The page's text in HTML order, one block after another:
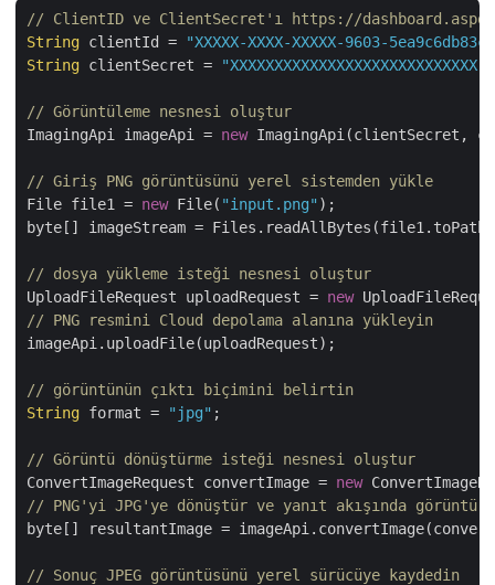
// ClientID ve ClientSecret'ı https://
String clientId =
"XXXXX-XXXX-XXXXX-9603-
String clientSecret = "XXXXXXXXXXXXXXXXXXXXXXXXXXXX"
// Görüntüleme nesnesi oluştur
ImagingApi imageApi = new ImagingApi(clientSecret,
// Giriş PNG görüntüsünü yerel sistemden yükle
File file1 = new File( "input.png" );
byte[] imageStream =
// dosya yükleme isteği nesnesi oluştur
UploadFileRequest uploadRequest = new
// PNG resmini Cloud depolama alanına yükleyin
imageApi.uploadFile(uploadRequest);
// görüntünün çıktı biçimini belirtin
String format = "jpg" ;
// Görüntü dönüştürme isteği nesnesi oluştur
ConvertImageRequest convertImage = new
// PNG'yi JPG'ye dönüştür ve yanıt akışında görüntü
byte[] resultantImage =
// Sonuç JPEG görüntüsünü yerel sürücüye kaydedin